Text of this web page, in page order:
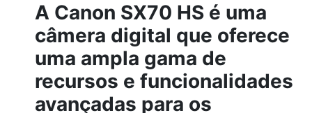
A Canon SX70 HS é uma
câmera digital que oferece
uma ampla gama de
recursos e funcionalidades
avançadas para os